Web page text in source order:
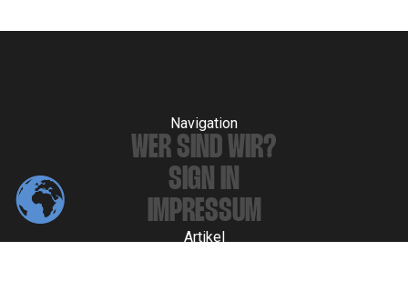
Navigation
WER SIND WIR?
SIGN IN
IMPRESSUM
Artikel